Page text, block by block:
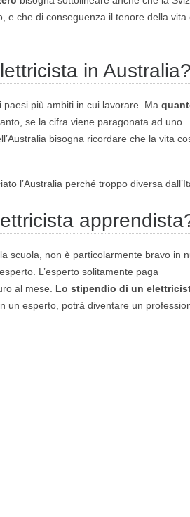
e che di conseguenza il tenore della vita
in Australia?
paesi più ambiti in cui lavorare. Ma
se la cifra viene paragonata ad uno
bisogna ricordare che la vita
l’Australia perché troppo diversa
scuola, non è particolarmente bravo in
L’esperto solitamente paga
al mese. Lo stipendio di un
un esperto, potrà diventare un